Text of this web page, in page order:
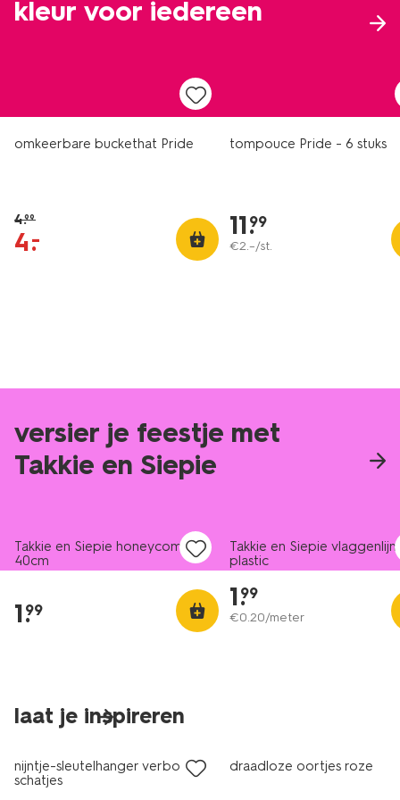
kleur voor iedereen
omkeerbare buckethat Pride
4.99
4.
–
tompouce Pride - 6 stuks
11.
99
€2.–/st.
versier je feestje met
Takkie en Siepie
Takkie en Siepie honeycomb
40cm
1.
99
Takkie en Siepie vlaggenlijn
plastic
1.
99
€0.20/meter
laat je inspireren
nieuw
nijntje-sleutelhanger verborgen
schatjes
draadloze oortjes roze